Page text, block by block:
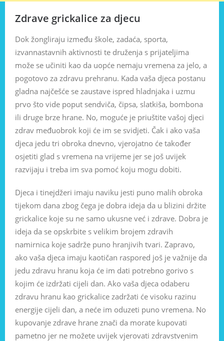
Zdrave grickalice za djecu
Dok žongliraju između škole, zadaća, sporta,
izvannastavnih aktivnosti te druženja s prijateljima
može se učiniti kao da uopće nemaju vremena za jelo, a
pogotovo za zdravu prehranu. Kada vaša djeca postanu
gladna najčešće se zaustave ispred hladnjaka i uzmu
prvo što vide poput sendviča, čipsa, slatkiša, bombona
ili druge brze hrane. No, moguće je priuštite vašoj djeci
zdrav međuobrok koji će im se svidjeti. Čak i ako vaša
djeca jedu tri obroka dnevno, vjerojatno će također
osjetiti glad s vremena na vrijeme jer se još uvijek
razvijaju i treba im sva pomoć koju mogu dobiti.
Djeca i tinejdžeri imaju naviku jesti puno malih obroka
tijekom dana zbog čega je dobra ideja da u blizini držite
grickalice koje su ne samo ukusne već i zdrave. Dobra je
ideja da se opskrbite s velikim brojem zdravih
namirnica koje sadrže puno hranjivih tvari. Zapravo,
ako vaša djeca imaju kaotičan raspored još je važnije da
jedu zdravu hranu koja će im dati potrebno gorivo s
kojim će izdržati cijeli dan. Ako vaša djeca odaberu
zdravu hranu kao grickalice zadržati će visoku razinu
energije cijeli dan, a neće im oduzeti puno vremena. No
kupovanje zdrave hrane znači da morate kupovati
pametno jer ne možete uvijek vjerovati zdravstvenim